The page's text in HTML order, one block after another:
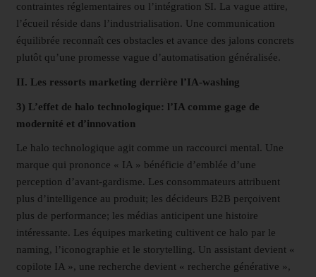
contraintes réglementaires ou l’intégration SI. La vague attire,
l’écueil réside dans l’industrialisation. Une communication
équilibrée reconnaît ces obstacles et avance des jalons concrets
plutôt qu’une promesse vague d’automatisation généralisée.
II. Les ressorts marketing derrière l’IA-washing
3) L’effet de halo technologique: l’IA comme gage de
modernité et d’innovation
Le halo technologique agit comme un raccourci mental. Une
marque qui prononce « IA » bénéficie d’emblée d’une
perception d’avant-gardisme. Les consommateurs attribuent
plus d’intelligence au produit; les décideurs B2B perçoivent
plus de performance; les médias anticipent une histoire
intéressante. Les équipes marketing cultivent ce halo par le
naming, l’iconographie et le storytelling. Un assistant devient «
copilote IA », une recherche devient « recherche générative »,